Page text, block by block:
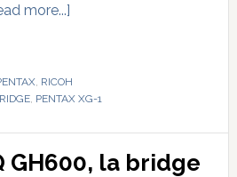
more...]
, RICOH
, PENTAX XG-1
GH600, la bridge